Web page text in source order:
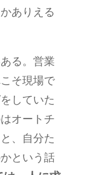
ありえる
る。営業
そ現場で
していた
オートチ
、自分た
という話